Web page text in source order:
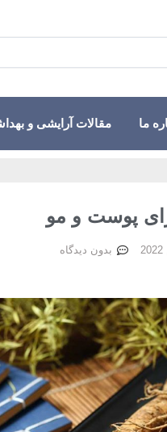
ما مقالات آرایشی و
پوست و مو
بدون دیدگاه